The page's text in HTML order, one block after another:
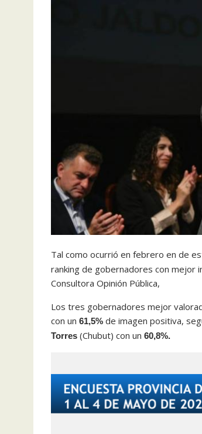
Tal como ocurrió en febrero en de
ranking de gobernadores con mejor
Consultora Opinión Pública,
Los tres gobernadores mejor
con un 61,5% de imagen positiva,
Torres (Chubut) con un 60,8%.